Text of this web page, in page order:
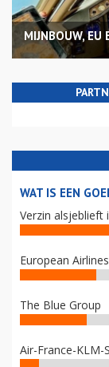
MIJNBOUW, EU
WAT IS EEN
Verzin alsjeblieft
European
The Blue Group
Air-France-KLM-